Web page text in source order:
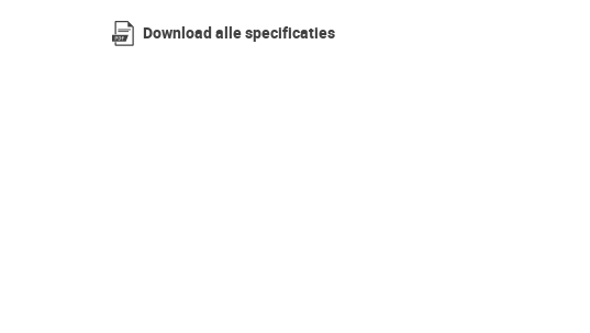
Download alle specificaties